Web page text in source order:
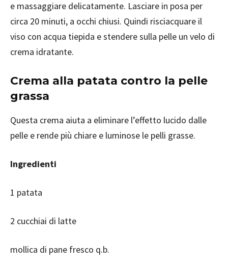
e massaggiare delicatamente. Lasciare in posa per
circa 20 minuti, a occhi chiusi. Quindi risciacquare il
viso con acqua tiepida e stendere sulla pelle un velo di
crema idratante.
Crema alla patata contro la pelle
grassa
Questa crema aiuta a eliminare l’effetto lucido dalle
pelle e rende più chiare e luminose le pelli grasse.
Ingredienti
1 patata
2 cucchiai di latte
mollica di pane fresco q.b.